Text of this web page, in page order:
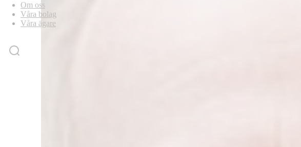
Om oss
Våra bolag
Våra ägare